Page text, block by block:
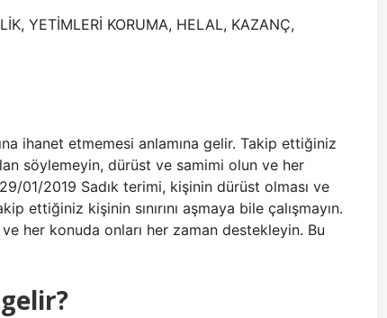
YETİMLERİ KORUMA, HELAL, KAZANÇ,
ihanet etmemesi anlamına gelir. Takip ettiğiniz
söylemeyin, dürüst ve samimi olun ve her
01/2019 Sadık terimi, kişinin dürüst olması ve
ettiğiniz kişinin sınırını aşmaya bile çalışmayın.
her konuda onları her zaman destekleyin. Bu